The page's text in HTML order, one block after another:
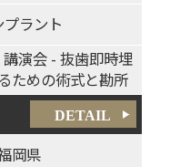
プラント
演会 - 抜歯即時埋
ための術式と勘所
DETAIL
岡県